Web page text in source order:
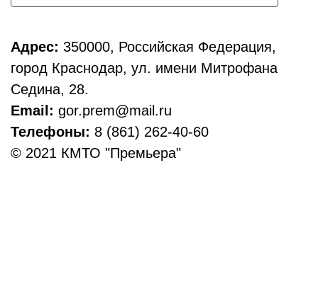
Адрес: 350000, Российская Федерация,
город Краснодар, ул. имени Митрофана
Седина, 28.
Email: gor.prem@mail.ru
Телефоны: 8 (861) 262-40-60
© 2021 КМТО "Премьера"